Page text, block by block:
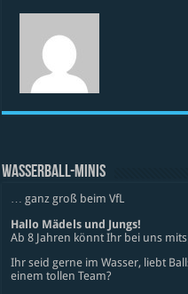
WASSERBALL-MINIS
… ganz groß beim VfL
Hallo Mädels und Jungs!
Ab 8 Jahren könnt Ihr bei uns
Ihr seid gerne im Wasser, liebt
einem tollen Team?